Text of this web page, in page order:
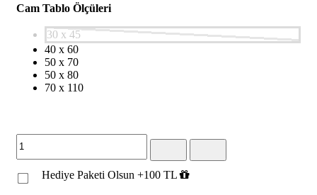
Cam Tablo Ölçüleri
30 x 45
40 x 60
50 x 70
50 x 80
70 x 110
Hediye Paketi Olsun +100 TL